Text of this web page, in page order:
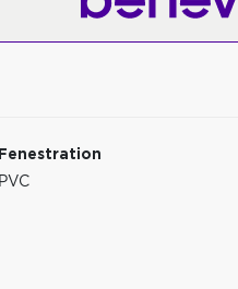
Fenestration
PVC